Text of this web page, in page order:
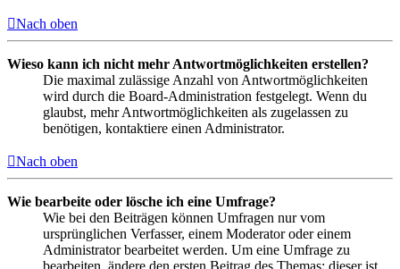
Nach oben
Wieso kann ich nicht mehr Antwortmöglichkeiten erstellen?
Die maximal zulässige Anzahl von Antwortmöglichkeiten
wird durch die Board-Administration festgelegt. Wenn du
glaubst, mehr Antwortmöglichkeiten als zugelassen zu
benötigen, kontaktiere einen Administrator.
Nach oben
Wie bearbeite oder lösche ich eine Umfrage?
Wie bei den Beiträgen können Umfragen nur vom
ursprünglichen Verfasser, einem Moderator oder einem
Administrator bearbeitet werden. Um eine Umfrage zu